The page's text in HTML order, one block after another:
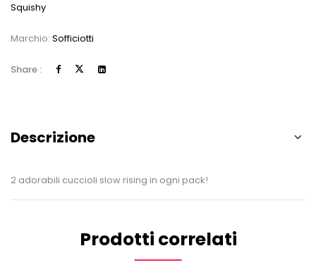
Squishy
Marchio: Sofficiotti
Share :
Descrizione
2 adorabili cuccioli slow rising in ogni pack!
Prodotti correlati